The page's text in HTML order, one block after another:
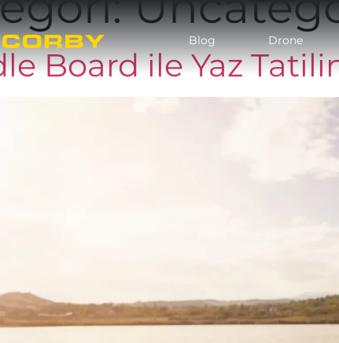
Blog Drone
Board ile Yaz